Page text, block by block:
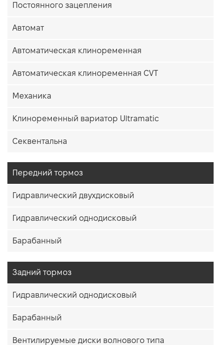
Постоянного зацепления
Автомат
Автоматическая клиноременная
Автоматическая клиноременная CVT
Механика
Клиноременный вариатор Ultramatic
Секвентальна
Передний тормоз
Гидравлический двухдисковый
Гидравлический однодисковый
Барабанный
Задний тормоз
Гидравлический однодисковый
Барабанный
Вентилируемые диски волнового типа